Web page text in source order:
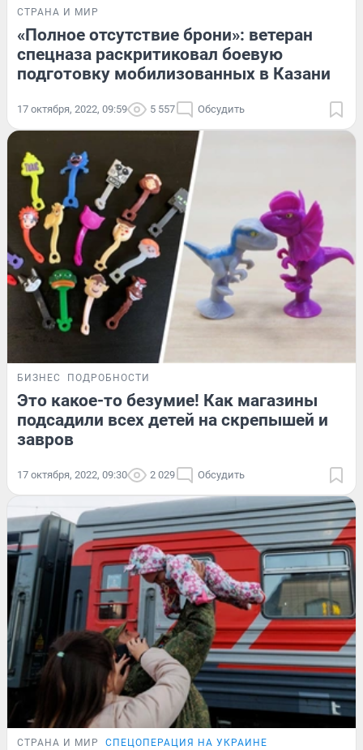
СТРАНА И МИР
«Полное отсутствие брони»: ветеран
спецназа раскритиковал боевую
подготовку мобилизованных в Казани
17 октября, 2022, 09:59 5 557 Обсудить
БИЗНЕС ПОДРОБНОСТИ
Это какое-то безумие! Как магазины
подсадили всех детей на скрепышей и
завров
17 октября, 2022, 09:30 2 029 Обсудить
СТРАНА И МИР СПЕЦОПЕРАЦИЯ НА УКРАИНЕ